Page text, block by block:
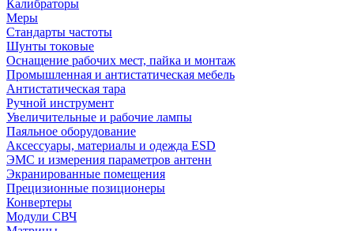
Калибраторы
Меры
Стандарты частоты
Шунты токовые
Оснащение рабочих мест, пайка и монтаж
Промышленная и антистатическая мебель
Антистатическая тара
Ручной инструмент
Увеличительные и рабочие лампы
Паяльное оборудование
Аксессуары, материалы и одежда ESD
ЭМС и измерения параметров антенн
Экранированные помещения
Прецизионные позиционеры
Конвертеры
Модули СВЧ